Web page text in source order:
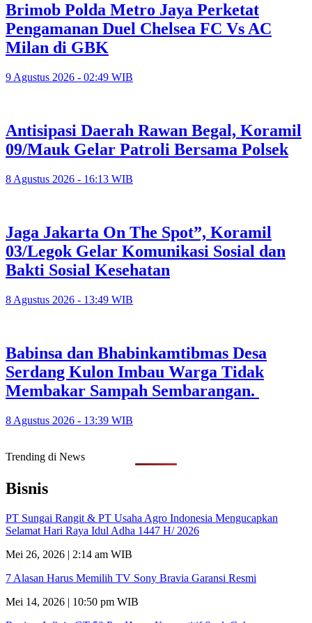
Brimob Polda Metro Jaya Perketat
Pengamanan Duel Chelsea FC Vs AC
Milan di GBK
9 Agustus 2026 - 02:49 WIB
Antisipasi Daerah Rawan Begal, Koramil
09/Mauk Gelar Patroli Bersama Polsek
8 Agustus 2026 - 16:13 WIB
Jaga Jakarta On The Spot”, Koramil
03/Legok Gelar Komunikasi Sosial dan
Bakti Sosial Kesehatan
8 Agustus 2026 - 13:49 WIB
Babinsa dan Bhabinkamtibmas Desa
Serdang Kulon Imbau Warga Tidak
Membakar Sampah Sembarangan.
8 Agustus 2026 - 13:39 WIB
Trending di News
Bisnis
PT Sungai Rangit & PT Usaha Agro Indonesia Mengucapkan
Selamat Hari Raya Idul Adha 1447 H/ 2026
Mei 26, 2026 | 2:14 am WIB
7 Alasan Harus Memilih TV Sony Bravia Garansi Resmi
Mei 14, 2026 | 10:50 pm WIB